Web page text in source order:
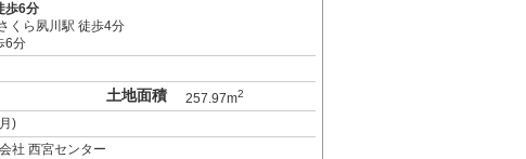
歩6分
くら夙川駅 徒歩4分
6分
土地面積 257.97m2
)
社 西宮センター